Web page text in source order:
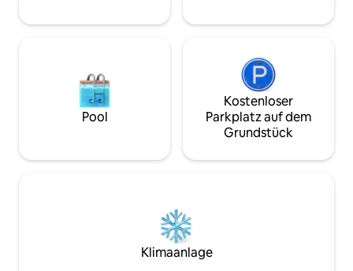
Bauernstand!
Pool
Kostenloser
Parkplatz auf dem
Grundstück
Klimaanlage